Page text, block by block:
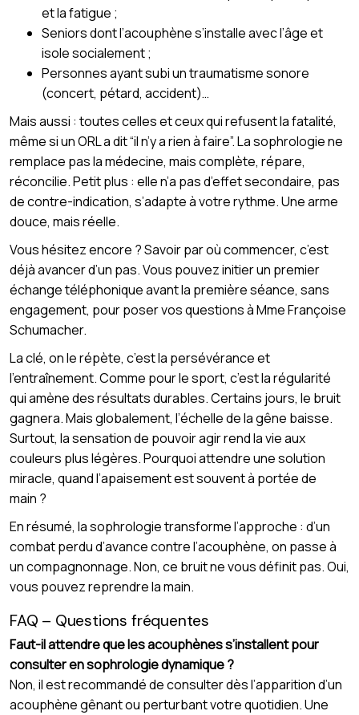
et la fatigue ;
Seniors dont l’acouphène s’installe avec l’âge et
isole socialement ;
Personnes ayant subi un traumatisme sonore
(concert, pétard, accident)…
Mais aussi : toutes celles et ceux qui refusent la fatalité,
même si un ORL a dit “il n’y a rien à faire”. La sophrologie ne
remplace pas la médecine, mais complète, répare,
réconcilie. Petit plus : elle n’a pas d’effet secondaire, pas
de contre-indication, s’adapte à votre rythme. Une arme
douce, mais réelle.
Vous hésitez encore ? Savoir par où commencer, c’est
déjà avancer d’un pas. Vous pouvez initier un premier
échange téléphonique avant la première séance, sans
engagement, pour poser vos questions à Mme Françoise
Schumacher.
La clé, on le répète, c’est la persévérance et
l’entraînement. Comme pour le sport, c’est la régularité
qui amène des résultats durables. Certains jours, le bruit
gagnera. Mais globalement, l’échelle de la gêne baisse.
Surtout, la sensation de pouvoir agir rend la vie aux
couleurs plus légères. Pourquoi attendre une solution
miracle, quand l’apaisement est souvent à portée de
main ?
En résumé, la sophrologie transforme l’approche : d’un
combat perdu d’avance contre l’acouphène, on passe à
un compagnonnage. Non, ce bruit ne vous définit pas. Oui,
vous pouvez reprendre la main.
FAQ – Questions fréquentes
Faut-il attendre que les acouphènes s’installent pour
consulter en sophrologie dynamique ?
Non, il est recommandé de consulter dès l’apparition d’un
acouphène gênant ou perturbant votre quotidien. Une